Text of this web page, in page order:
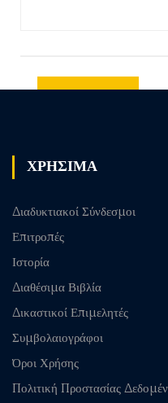
ΧΡΗΣΙΜΑ
Διαδυκτιακοί Σύνδεσμοι
Επιτροπές
Ιστορία
Διαθέσιμα Βιβλία
Δικαστικοί Επιμελητές
Συμβολαιογράφοι
Όροι Χρήσης
Πολιτική Προστασίας